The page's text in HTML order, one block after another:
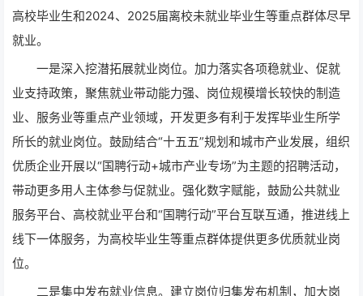
高校毕业生和2024、2025届离校未就业毕业生等重点群体尽早
就业。
一是深入挖潜拓展就业岗位。加力落实各项稳就业、促就
业支持政策，聚焦就业带动能力强、岗位规模增长较快的制造
业、服务业等重点产业领域，开发更多有利于发挥毕业生所学
所长的就业岗位。鼓励结合“十五五”规划和城市产业发展，组织
优质企业开展以“国聘行动+城市产业专场”为主题的招聘活动，
带动更多用人主体参与促就业。强化数字赋能，鼓励公共就业
服务平台、高校就业平台和“国聘行动”平台互联互通，推进线上
线下一体服务，为高校毕业生等重点群体提供更多优质就业岗
位。
二是集中发布就业信息。建立岗位归集发布机制，加大岗